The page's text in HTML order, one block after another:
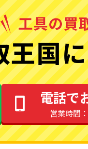
王国
電話で
営業時間